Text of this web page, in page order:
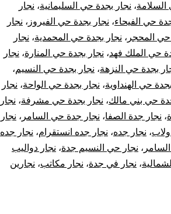
السلامة، نجار بجدة حي السليمانية، نجار
حي الفيحاء، نجار بجدة حي الفيروز ، نجار
حي المحجر ، نجار بجدة حي المحمدية، نجار
حي الملك فهد، نجار بجدة حي المنارة، نجار
بجدة حي النزهة، نجار بجدة حي النسيم،
حي الهنداوية، نجار بجدة حي الواحة، نجار
حي بني مالك، نجار بجدة حي مشرفة، نجار
، نجار جدة الصفا، نجار جدة حي السامر ، نجار
، نجار جده، نجار جده انستقرام، نجار جده
، نجار حي النسيم جدة، نجار دواليب
، نجار في جدة، نجار مكاتب، نجارين